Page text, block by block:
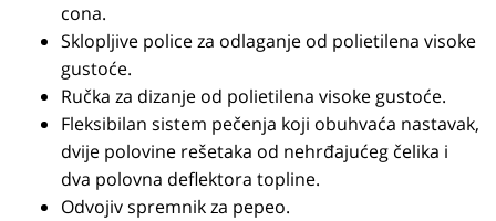
cona.
Sklopljive police za odlaganje od polietilena visoke
gustoće.
Ručka za dizanje od polietilena visoke gustoće.
Fleksibilan sistem pečenja koji obuhvaća nastavak,
dvije polovine rešetaka od nehrđajućeg čelika i
dva polovna deflektora topline.
Odvojiv spremnik za pepeo.